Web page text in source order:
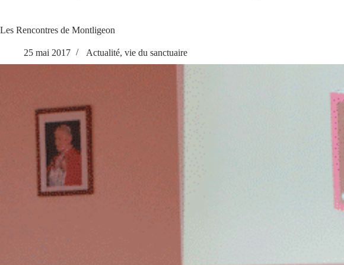
Les Rencontres de Montligeon
25 mai 2017 Actualité, vie du sanctuaire